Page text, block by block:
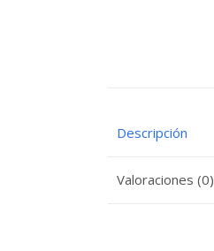
Descripción
Valoraciones (0)